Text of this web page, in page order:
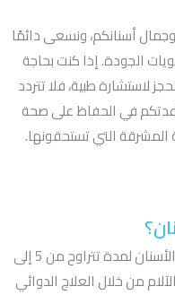
أسنانكم، ونسعى دائمًا
الجودة. إذا كنت بحاجة
لاستشارة طبية، فلا تتردد
في الحفاظ على صحة
المشرقة التي تستحقونها.
قد يستمر الشعور بالألم بعد عملية زراعة الأسنان لمدة تتراوح من 5 إلى
من خلال العلاج الدوائي